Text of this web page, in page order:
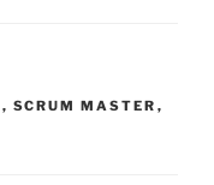
, SCRUM MASTER ,